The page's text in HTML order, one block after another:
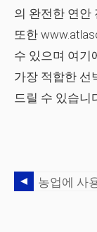
의 완전한 연안
또한
수 있으며 여기
가장 적합한 선
드릴 수 있습니